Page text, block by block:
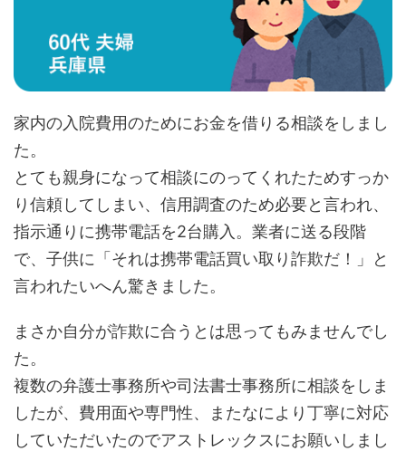
家内の入院費用のためにお金を借りる相談をしまし
た。
とても親身になって相談にのってくれたためすっか
り信頼してしまい、信用調査のため必要と言われ、
指示通りに携帯電話を2台購入。業者に送る段階
で、子供に「それは携帯電話買い取り詐欺だ！」と
言われたいへん驚きました。
まさか自分が詐欺に合うとは思ってもみませんでし
た。
複数の弁護士事務所や司法書士事務所に相談をしま
したが、費用面や専門性、またなにより丁寧に対応
していただいたのでアストレックスにお願いしまし